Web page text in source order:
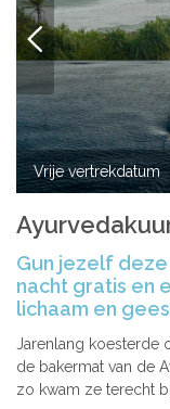
VORIGE
Vrije vertrekdatum
Gun jezelf
nacht gratis en
lichaam en
Jarenlang koesterde
de bakermat van de
zo kwam ze terecht